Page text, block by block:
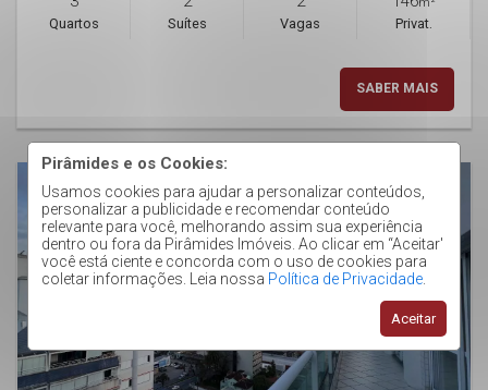
Pirâmides e os Cookies:
Usamos cookies para ajudar a personalizar conteúdos,
personalizar a publicidade e recomendar conteúdo
relevante para você, melhorando assim sua experiência
dentro ou fora da Pirâmides Imóveis. Ao clicar em “Aceitar'
você está ciente e concorda com o uso de cookies para
coletar informações. Leia nossa Política de Privacidade
Aceitar
Quartos Suítes Vagas Privat.
SABER MAIS